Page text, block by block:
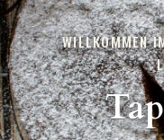
WILLKOMMEN